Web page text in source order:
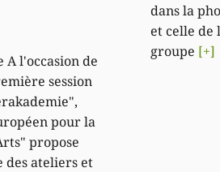
A l'occasion de
session
pour la
propose
des ateliers et
dans la
et celle de
groupe [+]